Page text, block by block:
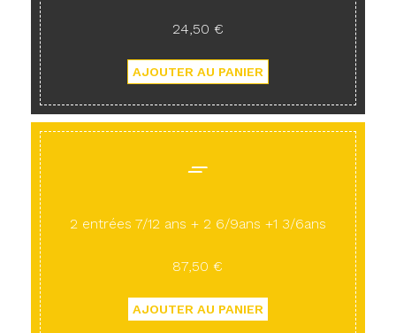
24,50 €
2 entrées 7/12 ans + 2 6/9ans +1 3/6ans
87,50 €